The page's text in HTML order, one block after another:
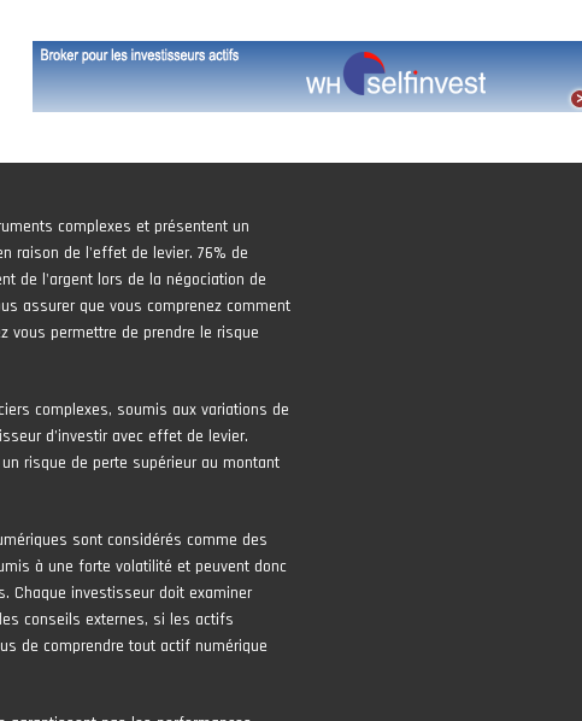
complexes et présentent un
raison de l'effet de levier. 76% de
de l'argent lors de la négociation de
assurer que vous comprenez comment
vous permettre de prendre le risque
complexes, soumis aux variations de
d’investir avec effet de levier.
risque de perte supérieur au montant
sont considérés comme des
à une forte volatilité et peuvent donc
Chaque investisseur doit examiner
conseils externes, si les actifs
de comprendre tout actif numérique